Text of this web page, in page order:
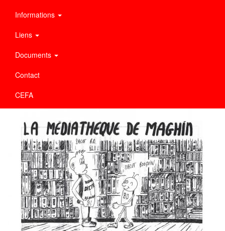
Informations
Liens
Documents
Contact
CEFA